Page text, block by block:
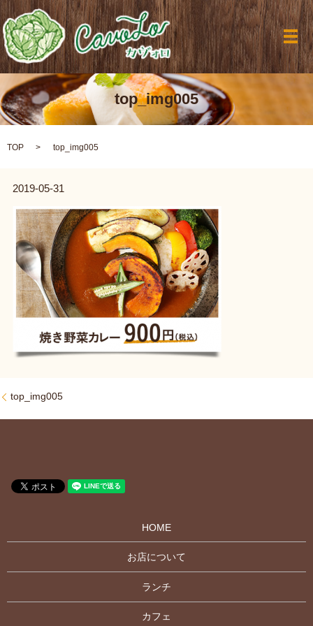
メ
top_img005
TOP top_img005
2019-05-31
top_img005
HOME
お店について
ランチ
カフェ